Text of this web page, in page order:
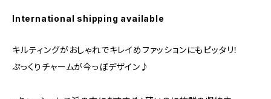
International shipping available
キルティングがおしゃれでキレイめファッションにもピッタリ！
ぷっくりチャームが今っぽデザイン♪